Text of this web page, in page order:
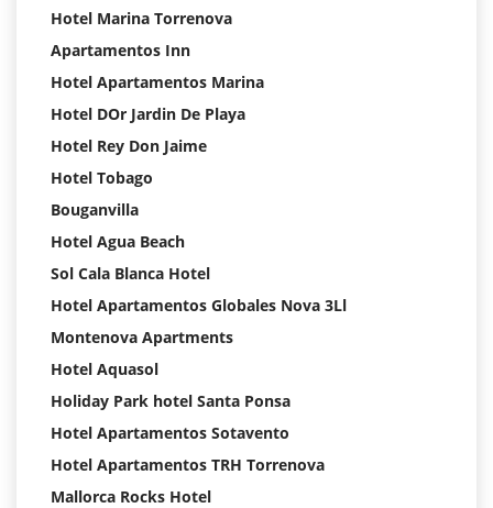
Hotel Marina Torrenova
Apartamentos Inn
Hotel Apartamentos Marina
Hotel DOr Jardin De Playa
Hotel Rey Don Jaime
Hotel Tobago
Bouganvilla
Hotel Agua Beach
Sol Cala Blanca Hotel
Hotel Apartamentos Globales Nova 3Ll
Montenova Apartments
Hotel Aquasol
Holiday Park hotel Santa Ponsa
Hotel Apartamentos Sotavento
Hotel Apartamentos TRH Torrenova
Mallorca Rocks Hotel